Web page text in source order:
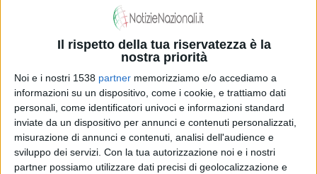
Il rispetto della tua riservatezza è la
nostra priorità
Noi e i nostri 1538 partner memorizziamo e/o accediamo a
informazioni su un dispositivo, come i cookie, e trattiamo dati
personali, come identificatori univoci e informazioni standard
inviate da un dispositivo per annunci e contenuti personalizzati,
misurazione di annunci e contenuti, analisi dell'audience e
sviluppo dei servizi. Con la tua autorizzazione noi e i nostri
partner possiamo utilizzare dati precisi di geolocalizzazione e